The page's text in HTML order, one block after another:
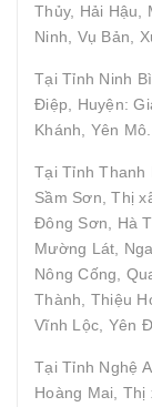
Thủy, Hải Hậu,
Ninh, Vụ Bản,
Tại Tỉnh Ninh
Điệp, Huyện:
Khánh, Yên Mô.
Tại Tỉnh Thanh
Sầm Sơn, Thị
Đông Sơn, Hà
Mường Lát,
Nông Cống,
Thành, Thiệu
Vĩnh Lộc, Yên
Tại Tỉnh Nghệ
Hoàng Mai, Thị